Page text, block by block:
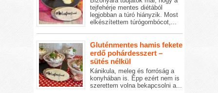
tejfehérje mentes diétából
legjobban a túró hiányzik. Most
elkészítettem túrógombócot,...
Gluténmentes hamis fekete
erdő pohárdesszert –
sütés nélkül
Kánikula, meleg és forróság a
konyhában is. Épp ezért nem is
szerettem volna bekapcsolni a...